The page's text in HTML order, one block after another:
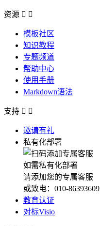
资源  
模板社区
知识教程
专题频道
帮助中心
使用手册
Markdown语法
支持  
邀请有礼
私有化部署
如需私有化部署
请添加您的专属客服
或致电：010-86393609
教育认证
对标Visio